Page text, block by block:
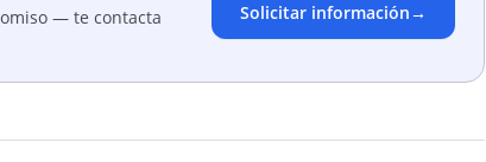
— te contacta
Solicitar información→